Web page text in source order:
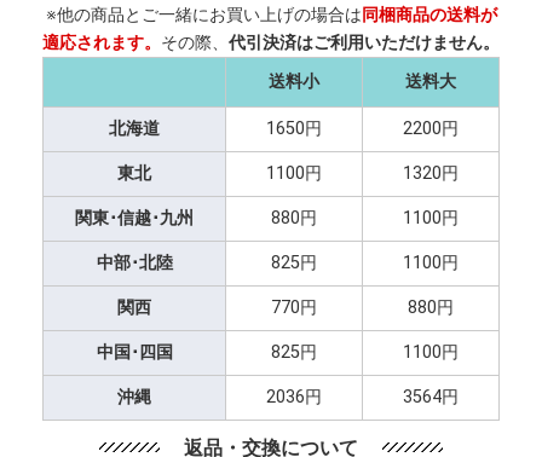
※他の商品とご一緒にお買い上げの場合は同梱商品の送料が
適応されます。 その際、 代引決済はご利用いただけません。
送料小
送料大
北海道 1650円 2200円
東北 1100円 1320円
関東･信越･九州 880円 1100円
中部･北陸 825円 1100円
関西 770円 880円
中国･四国 825円 1100円
沖縄 2036円 3564円
返品・交換について